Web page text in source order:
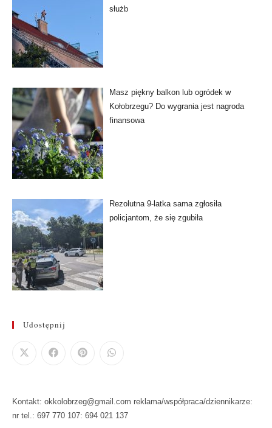
służb
Masz piękny balkon lub ogródek w
Kołobrzegu? Do wygrania jest nagroda
finansowa
Rezolutna 9-latka sama zgłosiła
policjantom, że się zgubiła
Udostępnij
Kontakt: okkolobrzeg@gmail.com reklama/współpraca/dziennikarze:
nr tel.: 697 770 107: 694 021 137